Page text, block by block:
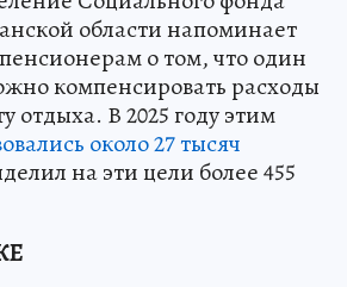
области напоминает
о том, что один
компенсировать расходы
отдыха. В 2025 году этим
около 27 тысяч
на эти цели более 455